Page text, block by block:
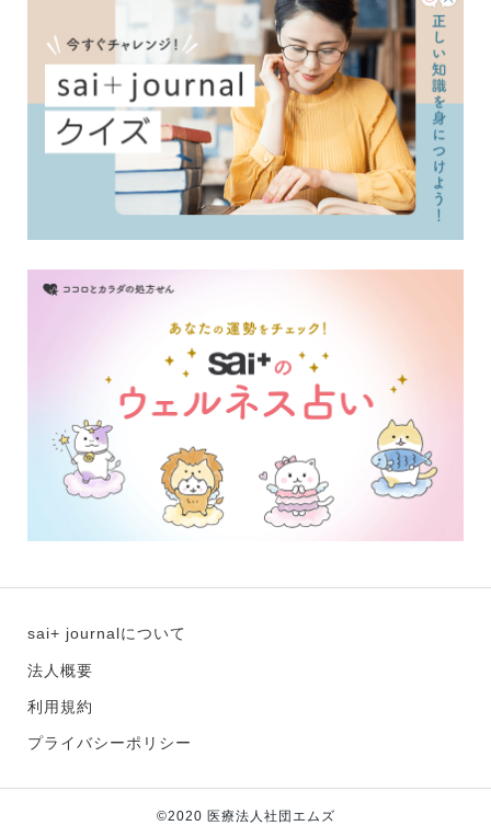
sai+ journalについて
法人概要
利用規約
プライバシーポリシー
©2020 医療法人社団エムズ